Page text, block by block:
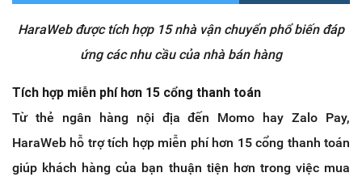
HaraWeb được tích hợp 15 nhà vận chuyển phổ biến đáp
ứng các nhu cầu của nhà bán hàng
Tích hợp miễn phí hơn 15 cổng thanh toán
Từ thẻ ngân hàng nội địa đến Momo hay Zalo Pay,
HaraWeb hỗ trợ tích hợp miễn phí hơn 15 cổng thanh toán
giúp khách hàng của bạn thuận tiện hơn trong việc mua